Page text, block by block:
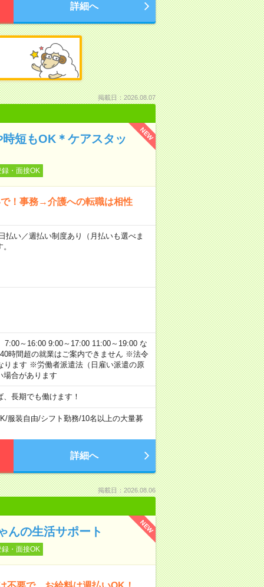
詳細へ
掲載日：2026.08.07
NEW
短もOK＊ケアスタッ
・面接OK
！事務→介護への転職は相性
い／週払い制度あり（月払いも選べま
～16:00 9:00～17:00 11:00～19:00 な
時間超の就業はご案内できません ※法令
ります ※労働者派遣法（日雇い派遣の原
場合があります
長期でも働けます！
/服装自由/シフト勤務/10名以上の大量募
詳細へ
掲載日：2026.08.06
NEW
んの生活サポート
・面接OK